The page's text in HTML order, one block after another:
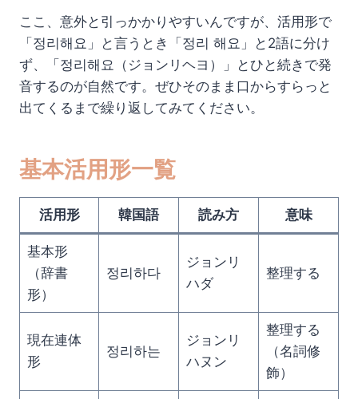
ここ、意外と引っかかりやすいんですが、活用形で
「정리해요」と言うとき「정리 해요」と2語に分け
ず、「정리해요（ジョンリヘヨ）」とひと続きで発
音するのが自然です。ぜひそのまま口からすらっと
出てくるまで繰り返してみてください。
基本活用形一覧
活用形 韓国語 読み方 意味
基本形
（辞書
形）
정리하다
ジョンリ
ハダ
整理する
現在連体
形
정리하는
ジョンリ
ハヌン
整理する
（名詞修
飾）